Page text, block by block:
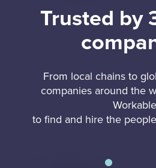
Trusted by
From local chains to
companies around the
Workable
to find and hire the